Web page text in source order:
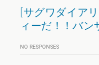
[サグワダイア
ィーだ！！バン
NO RESPONSES